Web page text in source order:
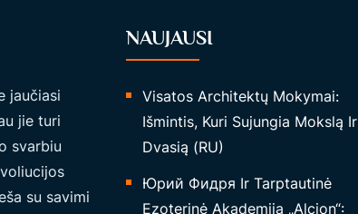
jaučiasi
jie turi
svarbiu
su savimi
NAUJAUSI
Visatos Architektų Mokymai:
Išmintis, Kuri Sujungia Mokslą Ir
Dvasią (RU)
Юрий Фидря Ir Tarptautinė
Ezoterinė Akademija „Alcion“: